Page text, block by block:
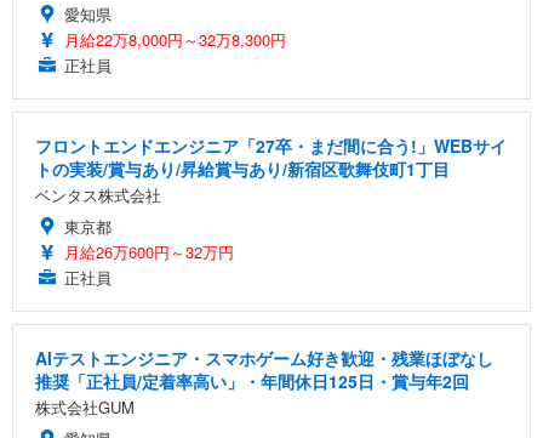
愛知県
月給22万8,000円～32万8,300円
正社員
フロントエンドエンジニア「27卒・まだ間に合う!」WEBサイ
トの実装/賞与あり/昇給賞与あり/新宿区歌舞伎町1丁目
ベンタス株式会社
東京都
月給26万600円～32万円
正社員
AIテストエンジニア・スマホゲーム好き歓迎・残業ほぼなし
推奨「正社員/定着率高い」・年間休日125日・賞与年2回
株式会社GUM